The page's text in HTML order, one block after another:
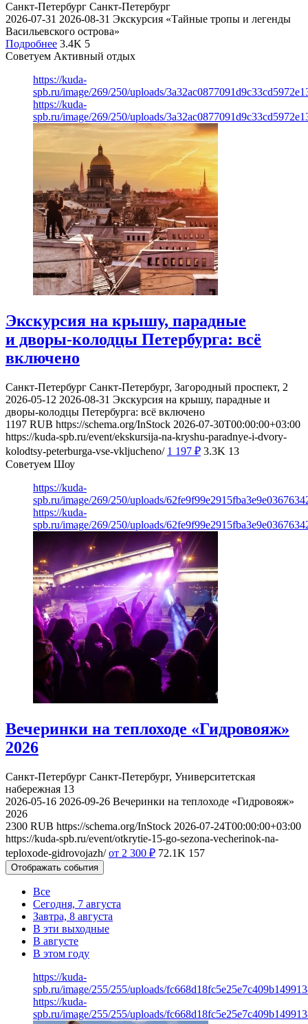
Санкт-Петербург Санкт-Петербург
2026-07-31 2026-08-31 Экскурсия «Тайные тропы и легенды
Васильевского острова»
Подробнее 3.4K 5
Советуем Активный отдых
https://kuda-
spb.ru/image/269/250/uploads/
https://kuda-
spb.ru/image/269/250/uploads/
Экскурсия на крышу, парадные
и дворы-колодцы Петербурга: всё
включено
Санкт-Петербург Санкт-Петербург, Загородный проспект, 2
2026-05-12 2026-08-31 Экскурсия на крышу, парадные и
дворы-колодцы Петербурга: всё включено
1197 RUB https://schema.org/InStock 2026-07-30T00:00:00+03:00
https://kuda-spb.ru/event/ekskursija-na-kryshu-paradnye-i-dvory-
kolodtsy-peterburga-vse-vkljucheno/ 1 197 ₽ 3.3K 13
Советуем Шоу
https://kuda-
spb.ru/image/269/250/uploads/
https://kuda-
spb.ru/image/269/250/uploads/
Вечеринки на теплоходе «Гидровояж»
2026
Санкт-Петербург Санкт-Петербург, Университетская
набережная 13
2026-05-16 2026-09-26 Вечеринки на теплоходе «Гидровояж»
2026
2300 RUB https://schema.org/InStock 2026-07-24T00:00:00+03:00
https://kuda-spb.ru/event/otkrytie-15-go-sezona-vecherinok-na-
teploxode-gidrovojazh/ от 2 300 ₽ 72.1K 157
Отображать события
Все
Сегодня, 7 августа
Завтра, 8 августа
В эти выходные
В августе
В этом году
https://kuda-
spb.ru/image/255/255/uploads/
https://kuda-
spb.ru/image/255/255/uploads/